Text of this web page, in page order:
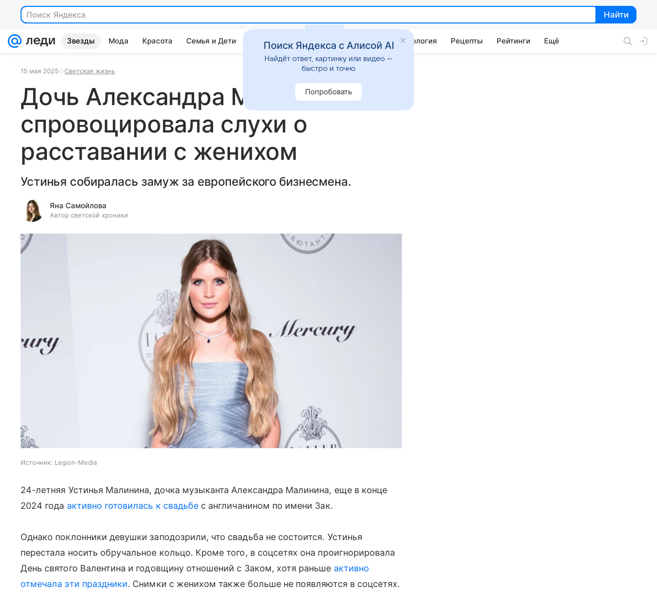
Найти
Найти
Звезды Мода Красота Семья и Дети Дом Гороскопы Стиль жизни Психология Рецепты Рейтинги Ещё
15 мая 2025 Светская жизнь
Дочь Александра Малинина
спровоцировала слухи о
расставании с женихом
Устинья собиралась замуж за европейского бизнесмена.
Яна Самойлова
Автор светской хроники
Источник: Legion-Media
24-летняя Устинья Малинина, дочка музыканта Александра Малинина, еще в конце
2024 года активно готовилась к свадьбе с англичанином по имени Зак.
Однако поклонники девушки заподозрили, что свадьба не состоится. Устинья
перестала носить обручальное кольцо. Кроме того, в соцсетях она проигнорировала
День святого Валентина и годовщину отношений с Заком, хотя раньше активно
отмечала эти праздники. Снимки с женихом также больше не появляются в соцсетях.
Поиск Яндекса с Алисой AI
Найдёт ответ, картинку или видео —
быстро и точно
Попробовать